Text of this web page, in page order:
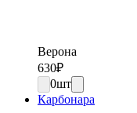
Верона
630₽
0шт
Карбонара